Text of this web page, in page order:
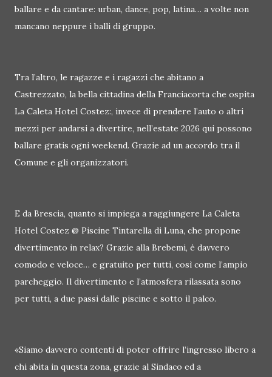
ballare e da cantare: urban, dance, pop, latina… a volte non
mancano neppure i balli di gruppo.
Tra l’altro, le ragazze e i ragazzi che abitano a
Castrezzato, la bella cittadina della Franciacorta che ospita
La Caleta Hotel Costez:, invece di prendere l’auto o altri
mezzi per andarsi a divertire, nell’estate 2026 qui possono
ballare gratis ogni weekend. Grazie ad un accordo tra il
Comune e gli organizzatori.
E da Brescia, quanto si impiega a raggiungere La Caleta
Hotel Costez @ Piscine Tintarella di Luna, che propone
divertimento in relax? Grazie alla Brebemi, è davvero
comodo e veloce… e gratuito per tutti, così come l’ampio
parcheggio. Il divertimento e l’atmosfera rilassata sono
per tutti, a due passi dalle piscine e sotto il palco.
«Siamo davvero contenti di poter offrire l’ingresso libero a
chi abita in questa zona, grazie al Sindaco ed a